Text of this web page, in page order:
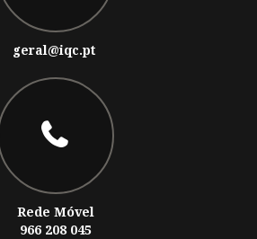
geral@iqc.pt
Rede Móvel
966 208 045